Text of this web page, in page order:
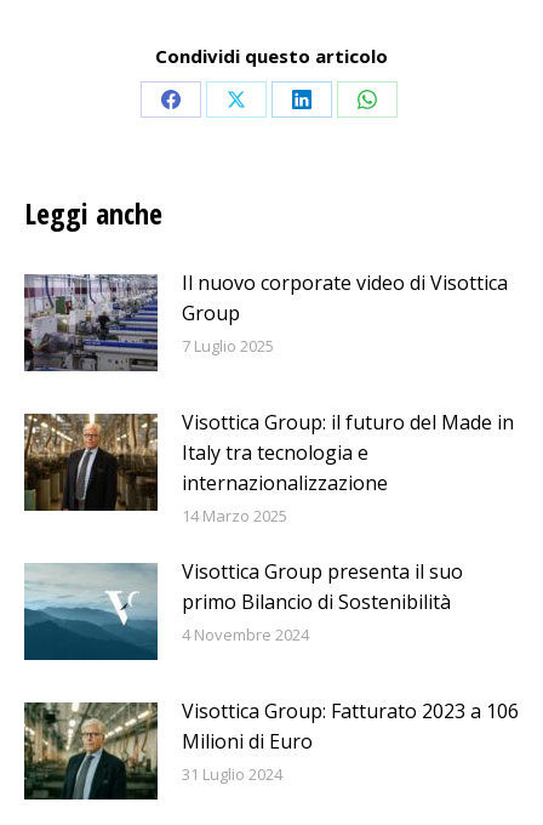
Condividi questo articolo
CondividiCondividiCondividiCondividi
Leggi anche
Il nuovo corporate video di Visottica
Group
7 Luglio 2025
Visottica Group: il futuro del Made in
Italy tra tecnologia e
internazionalizzazione
14 Marzo 2025
Visottica Group presenta il suo
primo Bilancio di Sostenibilità
4 Novembre 2024
Visottica Group: Fatturato 2023 a 106
Milioni di Euro
31 Luglio 2024